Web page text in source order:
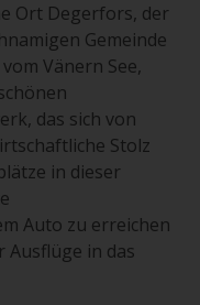
Ort Degerfors, der
Gemeinde
Vänern See,
das sich von
Stolz
in dieser
Auto zu erreichen
Ausflüge in das